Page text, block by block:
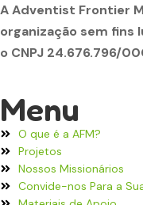
A Adventist Frontier
organização sem fins
o CNPJ 24.676.796/
Menu
O que é a AFM?
Projetos
Nossos Missionários
Convide-nos Para a